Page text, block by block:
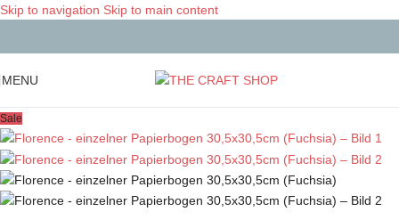
Skip to navigation Skip to main content
MENU
Sale